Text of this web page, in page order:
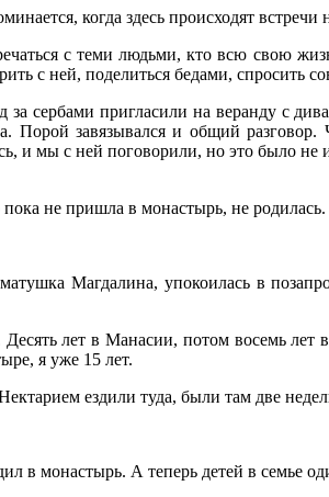
когда здесь происходят
с теми людьми, кто всю свою
с ней, поделиться бедами, спросить
за сербами пригласили на веранду с
Порой завязывался и общий
и мы с ней поговорили, но это было
не пришла в монастырь, не
Магдалина, упокоилась в
лет в Манасии, потом восемь
я уже 15 лет.
ездили туда, были там две
в монастырь. А теперь детей в семье